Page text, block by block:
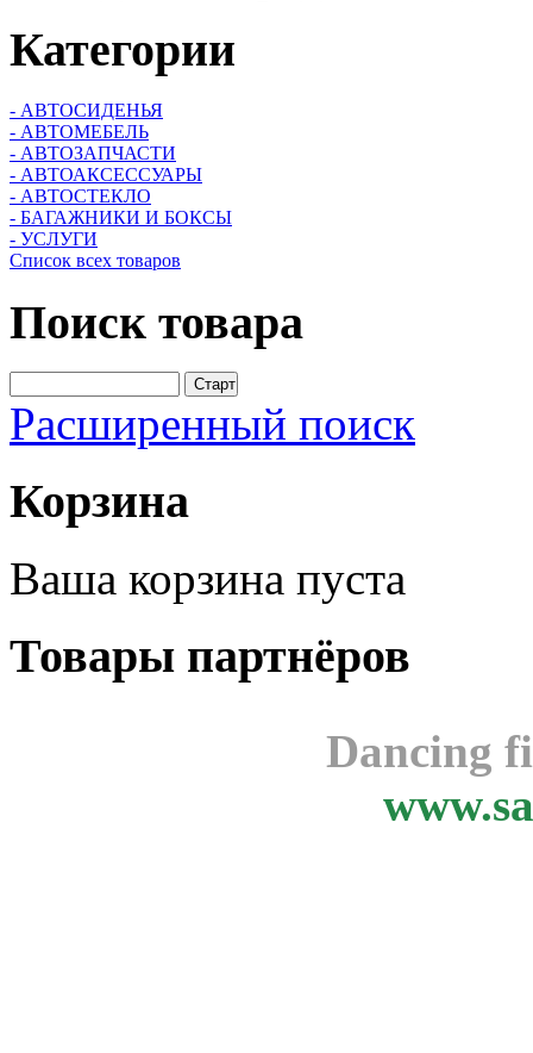
Категории
- АВТОСИДЕНЬЯ
- АВТОМЕБЕЛЬ
- АВТОЗАПЧАСТИ
- АВТОАКСЕССУАРЫ
- АВТОСТЕКЛО
- БАГАЖНИКИ И БОКСЫ
- УСЛУГИ
Список всех товаров
Поиск товара
Расширенный поиск
Корзина
Ваша корзина пуста
Товары партнёров
Dancing